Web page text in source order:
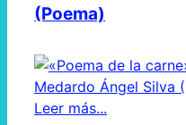
(Poema)
Leer más...